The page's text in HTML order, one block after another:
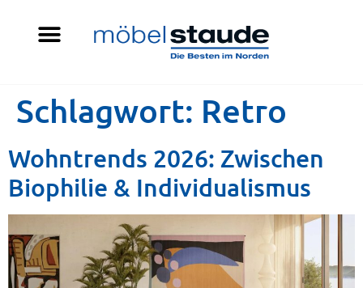
Schlagwort: Retro
Wohntrends 2026: Zwischen
Biophilie & Individualismus